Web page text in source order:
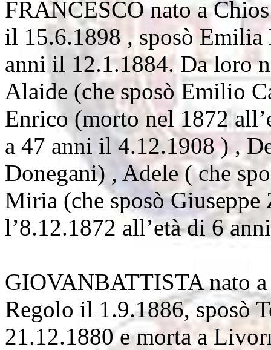
FRANCESCO nato a
il 15.6.1898 , sposò
anni il 12.1.1884. Da loro
Alaide (che sposò Emilio
Enrico (morto nel 1872
a 47 anni il 4.12.1908 ) ,
Donegani) , Adele ( che
Miria (che sposò
l’8.12.1872 all’età di 6
GIOVANBATTISTA nato
Regolo il 1.9.1886, sposò
21.12.1880 e morta a